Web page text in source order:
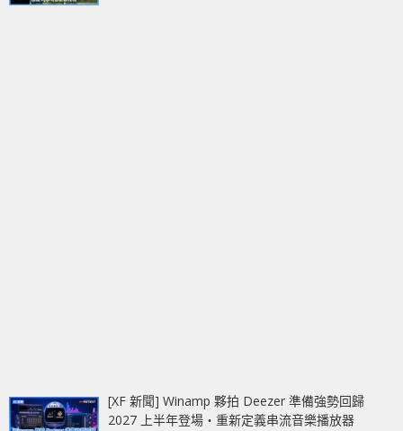
[XF 新聞] Winamp 夥拍 Deezer 準備強勢回歸
2027 上半年登場‧重新定義串流音樂播放器